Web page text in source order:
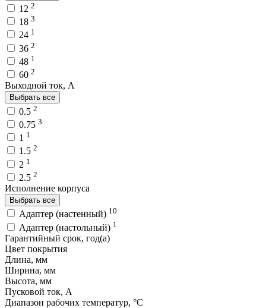
12 2
18 3
24 1
36 2
48 1
60 2
Выходной ток, A
Выбрать все
0.5 2
0.75 3
1 1
1.5 2
2 1
2.5 2
Исполнение корпуса
Выбрать все
Адаптер (настенный) 10
Адаптер (настольный) 1
Гарантийный срок, год(а)
Цвет покрытия
Длина, мм
Ширина, мм
Высота, мм
Пусковой ток, A
Диапазон рабочих температур, °C